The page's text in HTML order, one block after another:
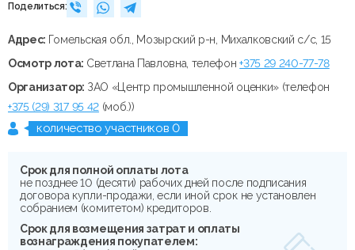
Поделиться:
Адрес: Гомельская обл., Мозырский р-н, Михалковский с/с, 15
Осмотр лота: Светлана Павловна, телефон+375 29 240-77-78
Организатор: ЗАО «Центр промышленной оценки» (телефон
+375 (29) 317 95 42(моб.))
количество участников 0
Срок для полной оплаты лота
не позднее 10 (десяти) рабочих дней после подписания
договора купли-продажи, если иной срок не установлен
собранием (комитетом) кредиторов.
Срок для возмещения затрат и оплаты
вознаграждения покупателем: